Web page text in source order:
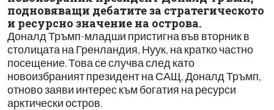
подновяващи дебатите за стратегическото
и ресурсно значение на острова.
Доналд Тръмп-младши пристигна във вторник в
столицата на Гренландия, Нуук, на кратко частно
посещение. Това се случва след като
новоизбраният президент на САЩ, Доналд Тръмп,
отново заяви интерес към богатия на ресурси
арктически остров.